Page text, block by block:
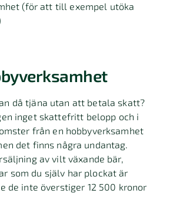
(för att till exempel utöka
då tjäna utan att betala skatt?
inget skattefritt belopp och i
från en hobbyverksamhet
det finns några undantag.
av vilt växande bär,
som du själv har plockat är
de inte överstiger 12 500 kronor